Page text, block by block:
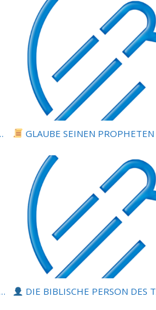
2.1
GLAUBE SEINEN
Hiob |
DIE BIBLISCHE PERSON DES